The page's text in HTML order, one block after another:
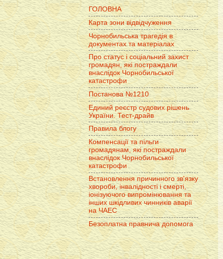
ГОЛОВНА
Карта зони відвідчуження
Чорнобильська трагедія в
документах та матеріалах
Про статус і соціальний захист
громадян, які постраждали
внаслідок Чорнобильської
катастрофи
Постанова №1210
Единий реєстр судових рішень
України. Тест-драйв
Правила блогу
Компенсації та пільги
громадянам, які постраждали
внаслідок Чорнобильської
катастрофи
Встановлення причинного зв'язку
хвороби, інвалідності і смерті,
іонізуючого випромінювання та
інших шкідливих чинників аварії
на ЧАЕС
Безоплатна правнича допомога